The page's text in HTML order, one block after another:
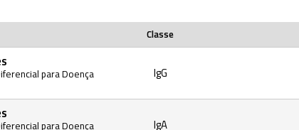
Classe
para Doença
IgG
para Doença
IgA